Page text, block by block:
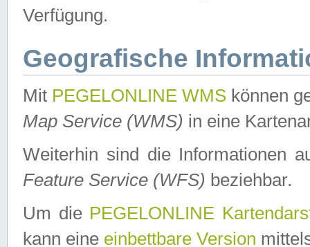
Verfügung.
Geografische
Mit PEGELONLINE WMS können
Map Service (WMS) in eine
Weiterhin sind die Informationen
Feature Service (WFS) beziehbar.
Um die PEGELONLINE
kann eine einbettbare Version